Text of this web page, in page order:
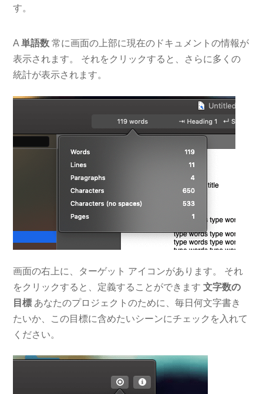
す。
A単語数 常に画面の上部に現在のドキュメントの情報が
表示されます。 それをクリックすると、さらに多くの
統計が表示されます。
画面の右上に、ターゲット アイコンがあります。 それ
をクリックすると、定義することができます文字数の
目標 あなたのプロジェクトのために、毎日何文字書き
たいか、この目標に含めたいシーンにチェックを入れて
ください。